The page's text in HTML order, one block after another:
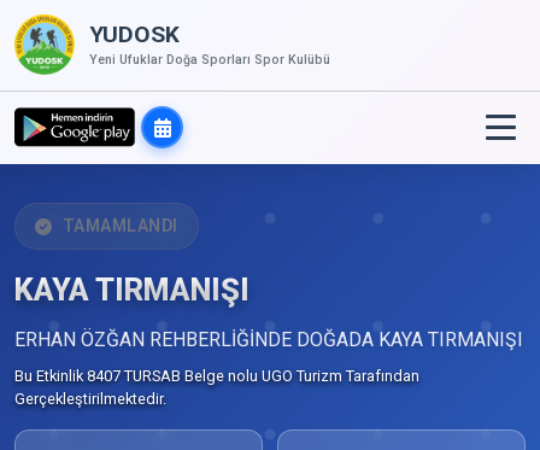
YUDOSK
Yeni Ufuklar Doğa Sporları Spor Kulübü
TAMAMLANDI
KAYA TIRMANIŞI
ERHAN ÖZĞAN REHBERLİĞİNDE DOĞADA KAYA TIRMANIŞI
Bu Etkinlik 8407 TURSAB Belge nolu UGO Turizm Tarafından
Gerçekleştirilmektedir.